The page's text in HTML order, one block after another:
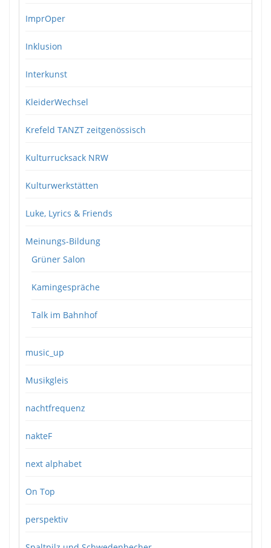
ImprOper
Inklusion
Interkunst
KleiderWechsel
Krefeld TANZT zeitgenössisch
Kulturrucksack NRW
Kulturwerkstätten
Luke, Lyrics & Friends
Meinungs-Bildung
Grüner Salon
Kamingespräche
Talk im Bahnhof
music_up
Musikgleis
nachtfrequenz
nakteF
next alphabet
On Top
perspektiv